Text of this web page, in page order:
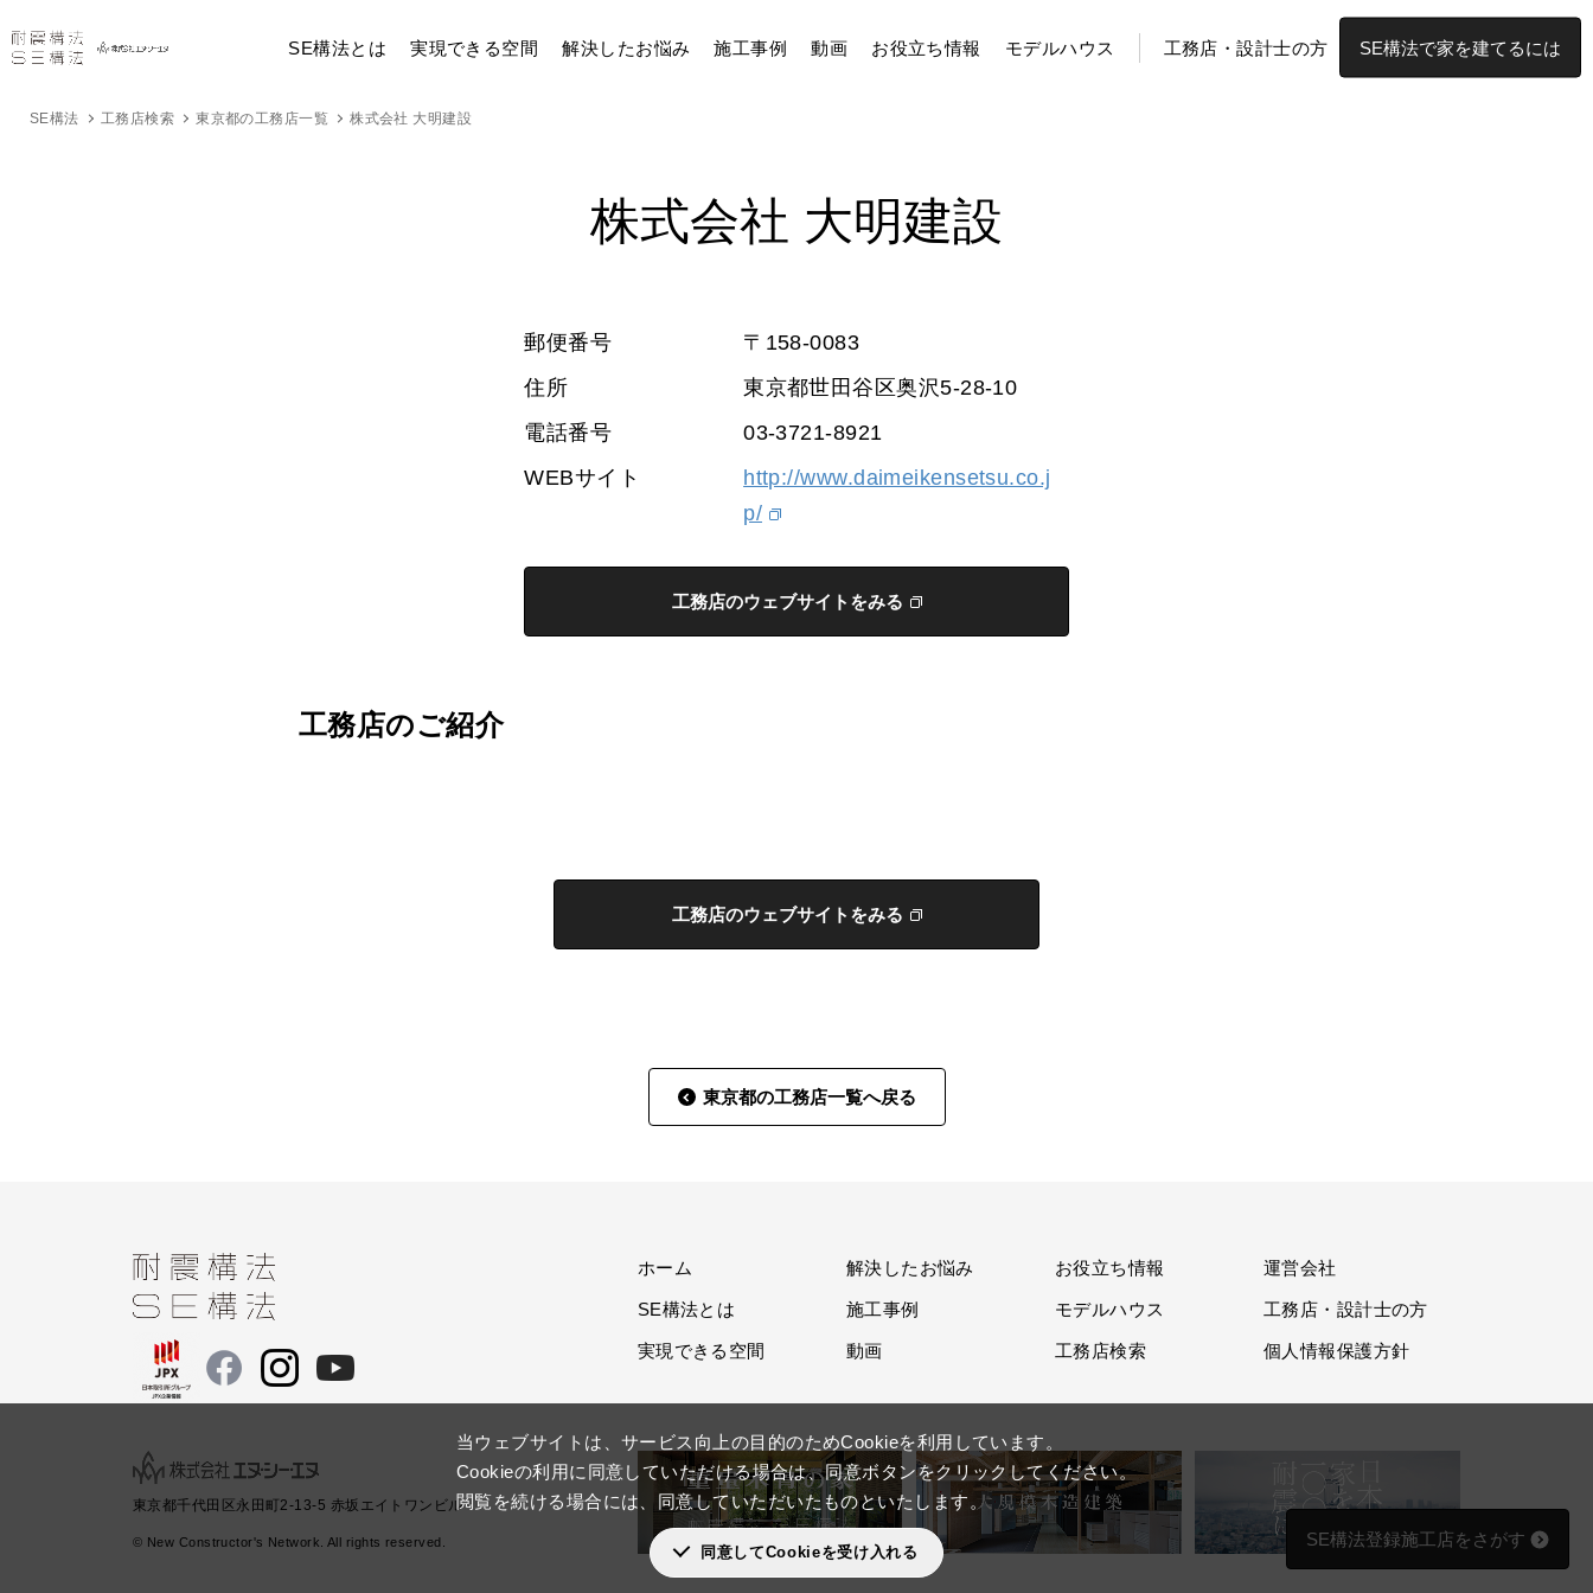
当ウェブサイトは、サービス向上の目的のためCookieを利用しています。
Cookieの利用に同意していただける場合は、同意ボタンをクリックしてください。
閲覧を続ける場合には、同意していただいたものといたします。
同意してCookieを受け入れる
SE構法登録施工店をさがす
SE構法とは 実現できる空間 解決したお悩み 施工事例 動画 お役立ち情報 モデルハウス 工務店・設計士の方 SE構法で家を建てるには
SE構法 工務店検索 東京都の工務店一覧 株式会社 大明建設
株式会社 大明建設
郵便番号
〒158-0083
住所
東京都世田谷区奥沢5-28-10
電話番号
03-3721-8921
WEBサイト
http://www.daimeikensetsu.co.j
p/
工務店のウェブサイトをみる
工務店のご紹介
工務店のウェブサイトをみる
東京都の工務店一覧へ戻る
ホーム 解決したお悩み お役立ち情報 運営会社
SE構法とは 施工事例 モデルハウス 工務店・設計士の方
実現できる空間 動画 工務店検索 個人情報保護方針
東京都千代田区永田町2-13-5 赤坂エイトワンビル
© New Constructor's Network. All rights reserved.